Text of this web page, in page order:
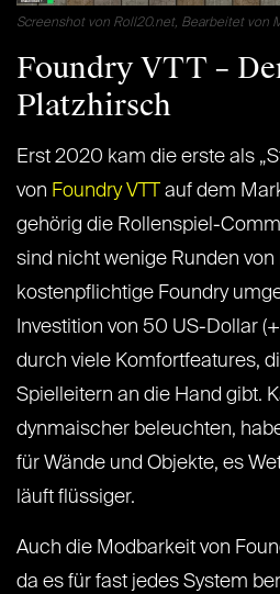
Screenshot von Roll20.net, Bearbeitet von
Foundry VTT –
Platzhirsch
Erst 2020 kam die erste als
von Foundry VTT auf dem
gehörig die Rollenspiel-
sind nicht wenige Runden
kostenpflichtige Foundry
Investition von 50 US-Dollar
durch viele Komfortfeatures,
Spielleitern an die Hand gibt.
dynmaischer beleuchten,
für Wände und Objekte, es
läuft flüssiger.
Auch die Modbarkeit von
da es für fast jedes System